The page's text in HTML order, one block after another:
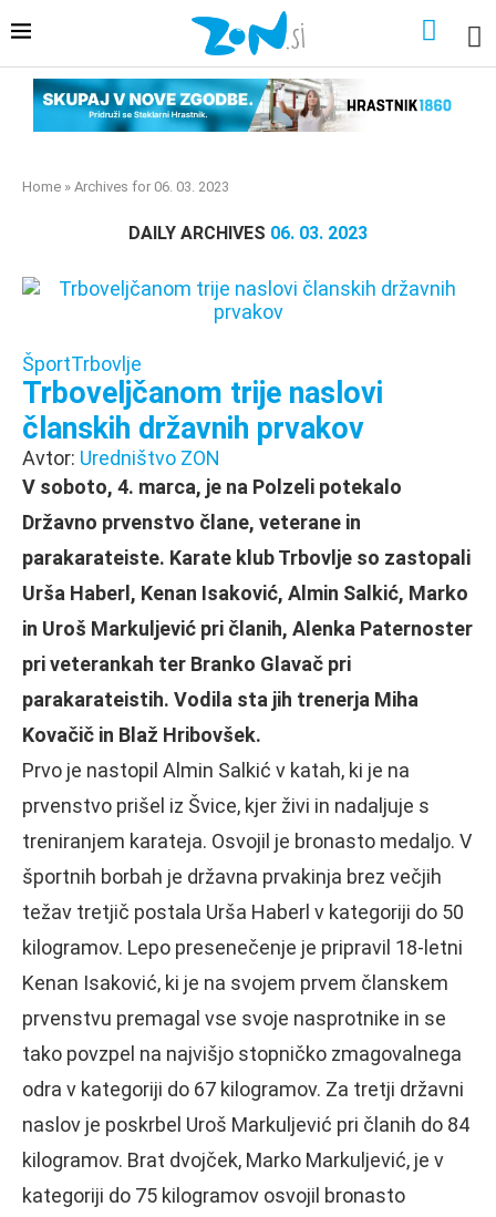
Home » Archives for 06. 03. 2023
DAILY ARCHIVES 06. 03. 2023
ŠportTrbovlje
Trboveljčanom trije naslovi
članskih državnih prvakov
Avtor: Uredništvo ZON
V soboto, 4. marca, je na Polzeli potekalo
Državno prvenstvo člane, veterane in
parakarateiste. Karate klub Trbovlje so zastopali
Urša Haberl, Kenan Isaković, Almin Salkić, Marko
in Uroš Markuljević pri članih, Alenka Paternoster
pri veterankah ter Branko Glavač pri
parakarateistih. Vodila sta jih trenerja Miha
Kovačič in Blaž Hribovšek.
Prvo je nastopil Almin Salkić v katah, ki je na
prvenstvo prišel iz Švice, kjer živi in nadaljuje s
treniranjem karateja. Osvojil je bronasto medaljo. V
športnih borbah je državna prvakinja brez večjih
težav tretjič postala Urša Haberl v kategoriji do 50
kilogramov. Lepo presenečenje je pripravil 18-letni
Kenan Isaković, ki je na svojem prvem članskem
prvenstvu premagal vse svoje nasprotnike in se
tako povzpel na najvišjo stopničko zmagovalnega
odra v kategoriji do 67 kilogramov. Za tretji državni
naslov je poskrbel Uroš Markuljević pri članih do 84
kilogramov. Brat dvojček, Marko Markuljević, je v
kategoriji do 75 kilogramov osvojil bronasto